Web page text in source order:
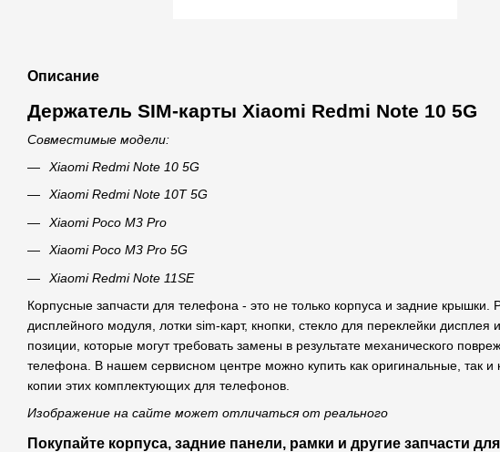
Описание
Держатель SIM-карты Xiaomi Redmi Note 10 5G
Совместимые модели:
Xiaomi Redmi Note 10 5G
Xiaomi Redmi Note 10T 5G
Xiaomi Poco M3 Pro
Xiaomi Poco M3 Pro 5G
Xiaomi Redmi Note 11SE
Корпусные запчасти для телефона - это не только корпуса и задние крышки.
дисплейного модуля, лотки sim-карт, кнопки, стекло для переклейки дисплея
позиции, которые могут требовать замены в результате механического
телефона. В нашем сервисном центре можно купить как оригинальные, так и
копии этих комплектующих для телефонов.
Изображение на сайте может отличаться от реального
Покупайте корпуса, задние панели, рамки и другие запчасти